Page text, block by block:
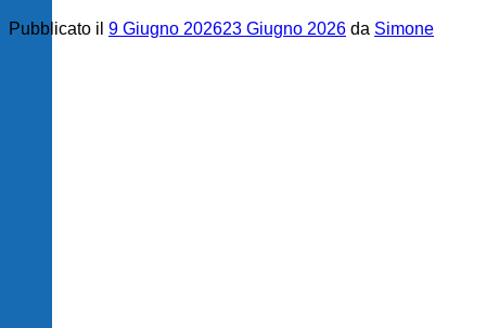
Pubblicato il 9 Giugno 202623 Giugno 2026 da Simone